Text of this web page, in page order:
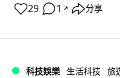
29 1 ↗ 分享
科技娛樂 生活科技 旅